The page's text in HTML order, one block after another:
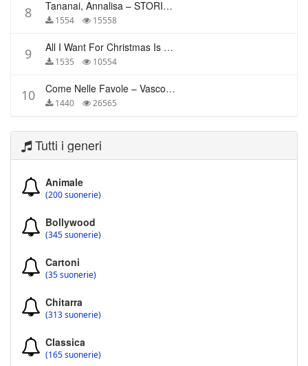
8 Tananai, Annalisa – STORIE BREVI
1554 15558
9 All I Want For Christmas Is You – Mariah Carey
1535 10554
10 Come Nelle Favole – Vasco Rossi
1440 26565
Tutti i generi
Animale
(200 suonerie)
Bollywood
(345 suonerie)
Cartoni
(35 suonerie)
Chitarra
(313 suonerie)
Classica
(165 suonerie)